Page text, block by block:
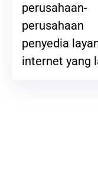
perusahaan-
perusahaan
penyedia
internet yang